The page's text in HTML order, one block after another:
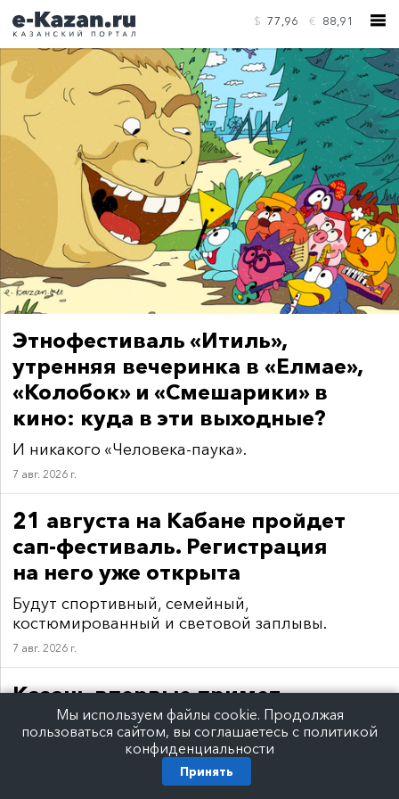
$ 77,96 € 88,91
КОНТАКТЫ
Этнофестиваль «Итиль»,
утренняя вечеринка в «Елмае»,
«Колобок» и «Смешарики» в
кино: куда в эти выходные?
И никакого «Человека-паука».
7 авг. 2026 г.
21 августа на Кабане пройдет
сап-фестиваль. Регистрация
на него уже открыта
Будут спортивный, семейный,
костюмированный и световой заплывы.
7 авг. 2026 г.
Казань впервые примет
чемпионат по воднолыжному
спорту. Он пройдет на Кабане
Мы используем файлы cookie. Продолжая
пользоваться сайтом, вы соглашаетесь с политикой
конфиденциальности
Принять